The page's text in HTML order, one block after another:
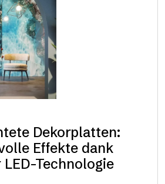
Dekorplatten:
Effekte dank
Technologie